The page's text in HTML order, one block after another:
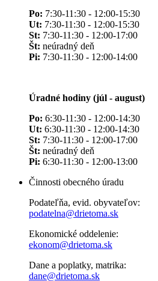
Po: 7:30-11:30 - 12:00-15:30
Ut: 7:30-11:30 - 12:00-15:30
St: 7:30-11:30 - 12:00-17:00
Št: neúradný deň
Pi: 7:30-11:30 - 12:00-14:00
Úradné hodiny (júl - august)
Po: 6:30-11:30 - 12:00-14:30
Ut: 6:30-11:30 - 12:00-14:30
St: 7:30-11:30 - 12:00-17:00
Št: neúradný deň
Pi: 6:30-11:30 - 12:00-13:00
Činnosti obecného úradu
Podateľňa, evid. obyvateľov:
podatelna@drietoma.sk
Ekonomické oddelenie:
ekonom@drietoma.sk
Dane a poplatky, matrika:
dane@drietoma.sk